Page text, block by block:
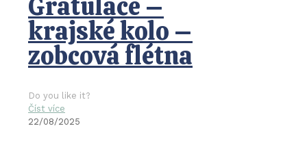
Gratulace –
krajské kolo –
zobcová flétna
Do you like it?
Číst více
22/08/2025